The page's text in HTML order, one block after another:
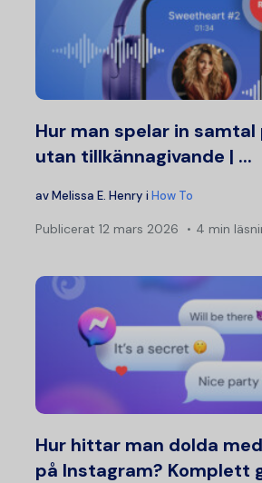
Hur man spelar in samtal
utan tillkännagivande | ...
avMelissa E. Henry i How To
Publicerat 12 mars 2026 4 min
Hur hittar man dolda
på Instagram? Komplett